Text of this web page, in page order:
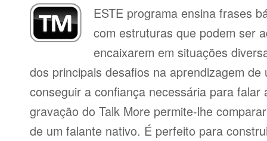
ESTE programa ensina frases
com estruturas que podem ser
encaixarem em situações
dos principais desafios na aprendizagem
conseguir a confiança necessária para
gravação do Talk More permite-lhe
de um falante nativo. É perfeito para